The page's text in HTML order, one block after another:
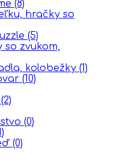
(8)
hračky so
(5)
zvukom,
kolobežky (1)
(10)
(2)
(0)
(0)